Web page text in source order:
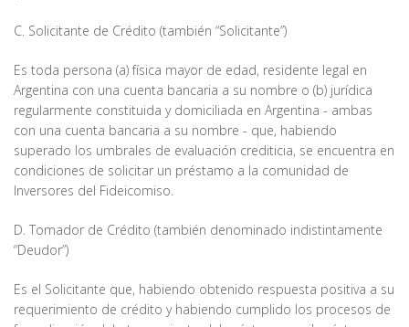
C. Solicitante de Crédito (también “Solicitante”)
Es toda persona (a) física mayor de edad, residente legal en
Argentina con una cuenta bancaria a su nombre o (b) jurídica
regularmente constituida y domiciliada en Argentina - ambas
con una cuenta bancaria a su nombre - que, habiendo
superado los umbrales de evaluación crediticia, se encuentra en
condiciones de solicitar un préstamo a la comunidad de
Inversores del Fideicomiso.
D. Tomador de Crédito (también denominado indistintamente
“Deudor”)
Es el Solicitante que, habiendo obtenido respuesta positiva a su
requerimiento de crédito y habiendo cumplido los procesos de